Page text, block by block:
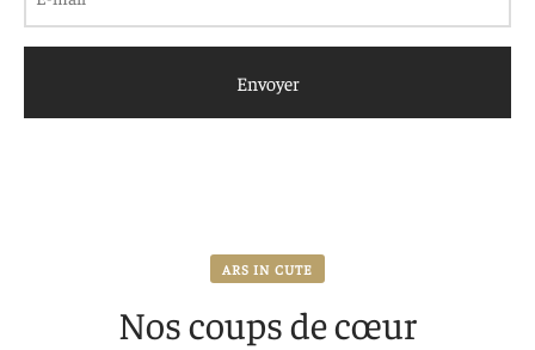
mail
(Nécessaire)
ARS IN CUTE
Nos coups de cœur